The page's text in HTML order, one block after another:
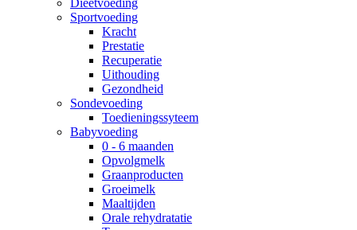
Sportvoeding
Kracht
Prestatie
Recuperatie
Uithouding
Gezondheid
Sondevoeding
Toedieningssyteem
Babyvoeding
0 - 6 maanden
Opvolgmelk
Graanproducten
Groeimelk
Maaltijden
Orale rehydratatie